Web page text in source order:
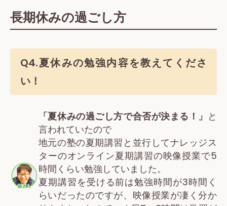
長期休みの過ごし方
Q4.夏休みの勉強内容を教えてくださ
い！
「夏休みの過ごし方で合否が決まる！」 と
言われていたので
地元の塾の夏期講習と並行してナレッジス
ターのオンライン夏期講習の映像授業で5
時間くらい勉強していました。
夏期講習を受ける前は勉強時間が3時間く
らいだったのですが、映像授業が凄く分か